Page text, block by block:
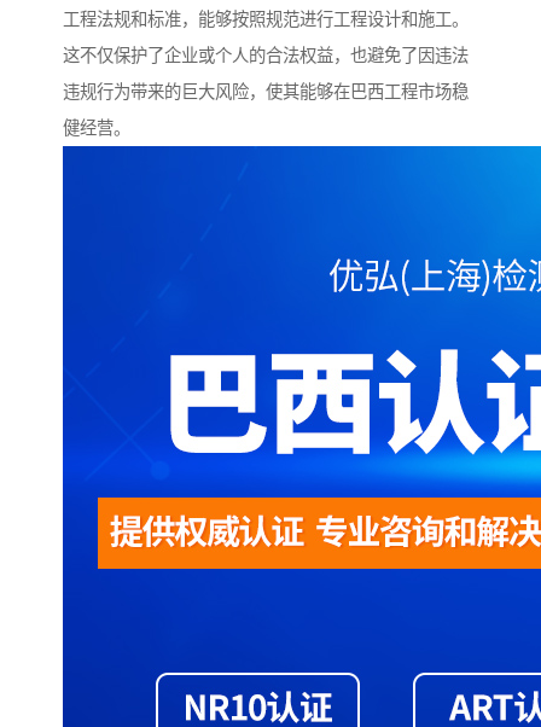
工程法规和标准，能够按照规范进行工程设计和施工。
这不仅保护了企业或个人的合法权益，也避免了因违法
违规行为带来的巨大风险，使其能够在巴西工程市场稳
健经营。